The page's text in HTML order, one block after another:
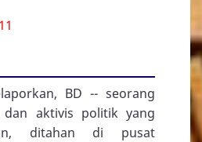
BD -- seorang
aktivis politik yang
ditahan di pusat